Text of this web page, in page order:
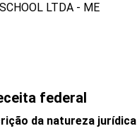
LTDA - ME
federal
da natureza jurídica